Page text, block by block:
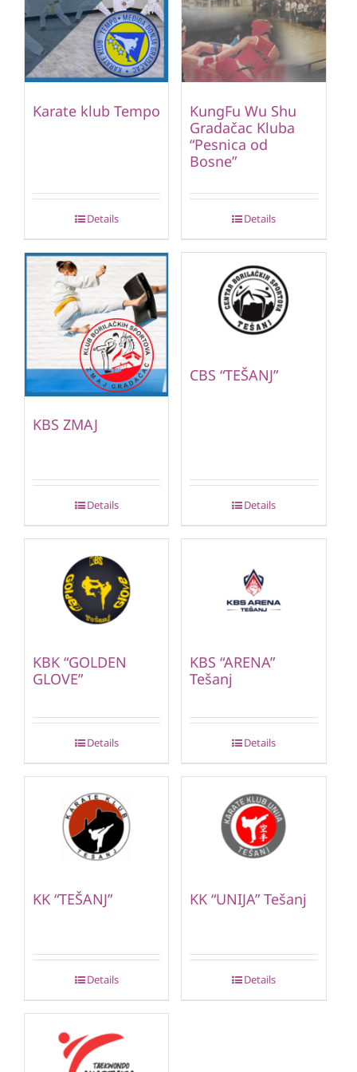
Karate klub Tempo
Details
KungFu Wu Shu
Gradačac Kluba
“Pesnica od
Bosne”
Details
KBS ZMAJ
Details
CBS “TEŠANJ”
Details
KBK “GOLDEN
GLOVE”
Details
KBS “ARENA”
Tešanj
Details
KK “TEŠANJ”
Details
KK “UNIJA” Tešanj
Details